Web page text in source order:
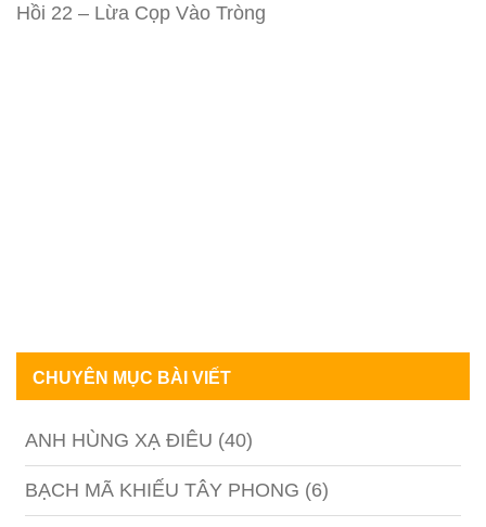
Hồi 22 – Lừa Cọp Vào Tròng
CHUYÊN MỤC BÀI VIẾT
ANH HÙNG XẠ ĐIÊU (40)
BẠCH MÃ KHIẾU TÂY PHONG (6)